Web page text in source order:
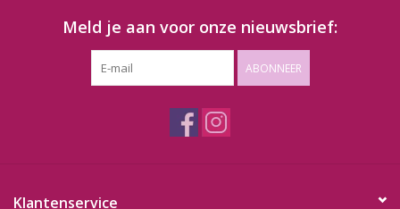
Meld je aan voor onze nieuwsbrief:
ABONNEER
Klantenservice